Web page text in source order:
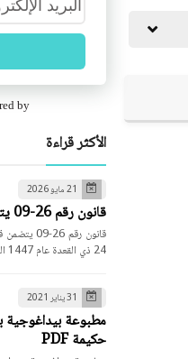
by
الأكثر قراءة
21 مايو 2026
قانون رقم 26-09 يتضمن قانون المرور PDF
24 ذي القعدة عام 1447 الموافق 12 مايو سنة 2026، يتضمن …
31 يناير 2021
مطبوعة بيداغوجية
حكيمة PDF